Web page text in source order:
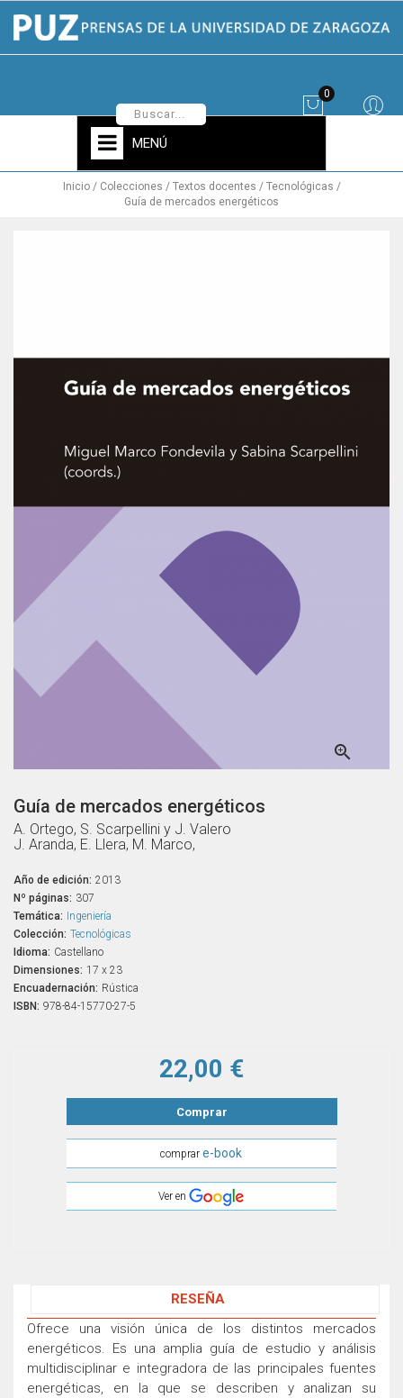
0
MENÚ
Inicio Colecciones Textos docentes
Tecnológicas
Guía de mercados energéticos

Guía de mercados energéticos
A. Ortego, S. Scarpellini y J. Valero
J. Aranda, E. Llera, M. Marco,
Año de edición: 2013
Nº páginas: 307
Temática:
Ingeniería
Colección: Tecnológicas
Idioma: Castellano
Dimensiones: 17 x 23
Encuadernación: Rústica
ISBN: 978-84-15770-27-5
22,00 €
Comprar
comprare-book
Ver en
RESEÑA
Ofrece una visión única de los distintos mercados
energéticos. Es una amplia guía de estudio y análisis
multidisciplinar e integradora de las principales fuentes
energéticas, en la que se describen y analizan su